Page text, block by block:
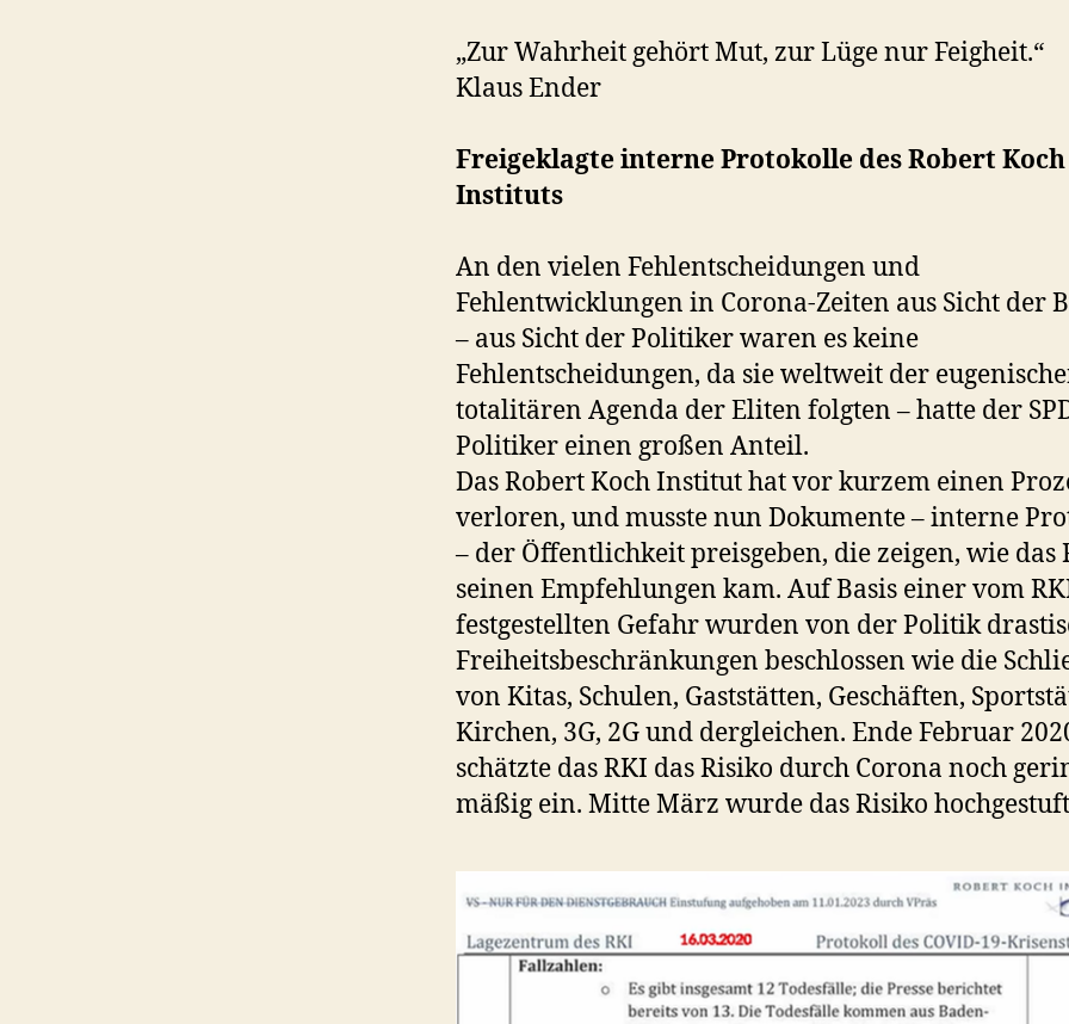
„Zur Wahrheit gehört Mut, zur Lüge nur Feigheit.“
Klaus Ender
Freigeklagte interne Protokolle des Robert Koch
Instituts
An den vielen Fehlentscheidungen und
Fehlentwicklungen in Corona-Zeiten aus Sicht der
– aus Sicht der Politiker waren es keine
Fehlentscheidungen, da sie weltweit der
totalitären Agenda der Eliten folgten – hatte der
Politiker einen großen Anteil.
Das Robert Koch Institut hat vor kurzem einen
verloren, und musste nun Dokumente – interne
– der Öffentlichkeit preisgeben, die zeigen, wie das
seinen Empfehlungen kam. Auf Basis einer vom
festgestellten Gefahr wurden von der Politik
Freiheitsbeschränkungen beschlossen wie die
von Kitas, Schulen, Gaststätten, Geschäften,
Kirchen, 3G, 2G und dergleichen. Ende Februar
schätzte das RKI das Risiko durch Corona noch
mäßig ein. Mitte März wurde das Risiko